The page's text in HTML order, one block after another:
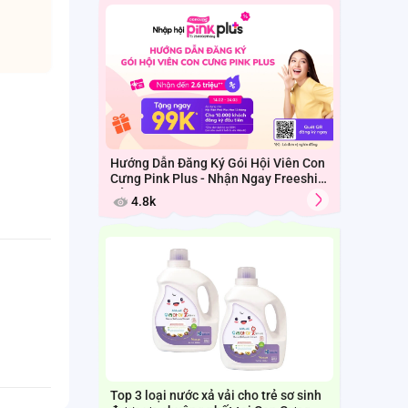
Hướng Dẫn Đăng Ký Gói Hội Viên Con
Cưng Pink Plus - Nhận Ngay Freeship
Cả Tháng
4.8k
Top 3 loại nước xả vải cho trẻ sơ sinh